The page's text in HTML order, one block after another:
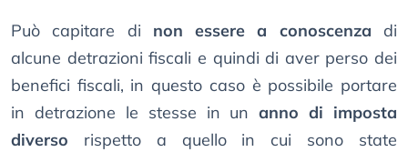
Può capitare di non essere a conoscenza di
alcune detrazioni fiscali e quindi di aver perso dei
benefici fiscali, in questo caso è possibile portare
in detrazione le stesse in unanno di imposta
diverso rispetto a quello in cui sono state